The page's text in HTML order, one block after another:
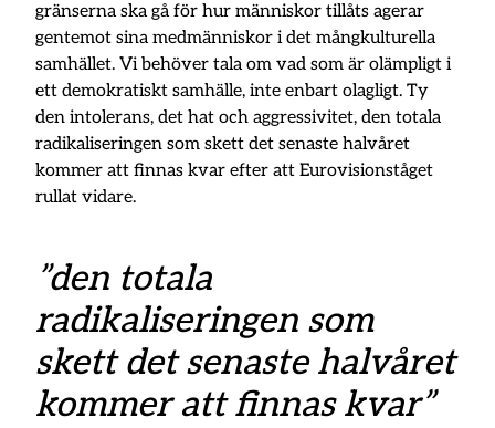
gränserna ska gå för hur människor tillåts agerar
gentemot sina medmänniskor i det mångkulturella
samhället. Vi behöver tala om vad som är olämpligt i
ett demokratiskt samhälle, inte enbart olagligt. Ty
den intolerans, det hat och aggressivitet, den totala
radikaliseringen som skett det senaste halvåret
kommer att finnas kvar efter att Eurovisionståget
rullat vidare.
”den totala
radikaliseringen som
skett det senaste halvåret
kommer att finnas kvar”